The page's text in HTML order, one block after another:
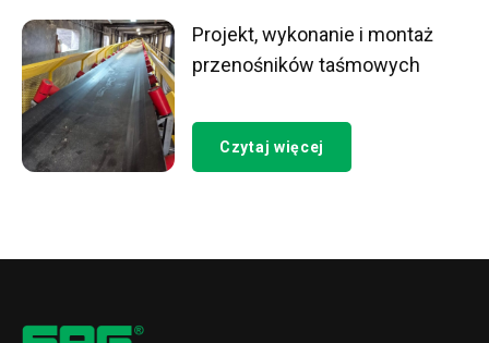
Projekt, wykonanie i montaż
przenośników taśmowych
Czytaj więcej